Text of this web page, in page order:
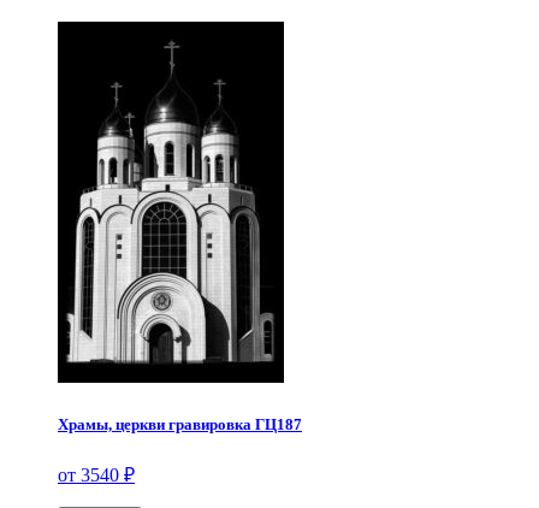
Храмы, церкви гравировка ГЦ187
от 3540 ₽